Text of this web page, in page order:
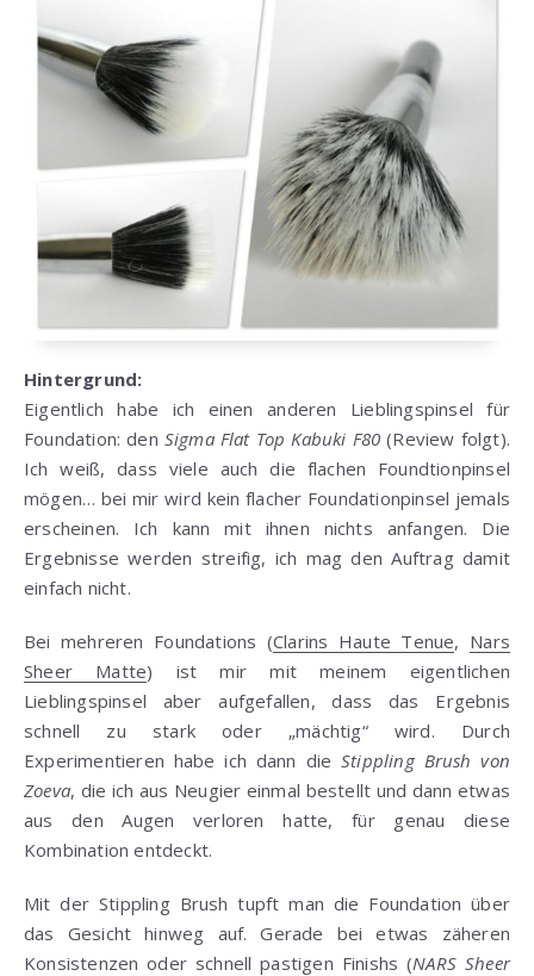
Hintergrund:
Eigentlich habe ich einen anderen Lieblingspinsel für
Foundation: den Sigma Flat Top Kabuki F80(Review folgt).
Ich weiß, dass viele auch die flachen Foundtionpinsel
mögen… bei mir wird kein flacher Foundationpinsel jemals
erscheinen. Ich kann mit ihnen nichts anfangen. Die
Ergebnisse werden streifig, ich mag den Auftrag damit
einfach nicht.
Bei mehreren Foundations (Clarins Haute Tenue, Nars
Sheer Matte) ist mir mit meinem eigentlichen
Lieblingspinsel aber aufgefallen, dass das Ergebnis
schnell zu stark oder „mächtig“ wird. Durch
Experimentieren habe ich dann die Stippling Brush von
Zoeva, die ich aus Neugier einmal bestellt und dann etwas
aus den Augen verloren hatte, für genau diese
Kombination entdeckt.
Mit der Stippling Brush tupft man die Foundation über
das Gesicht hinweg auf. Gerade bei etwas zäheren
Konsistenzen oder schnell pastigen Finishs (NARS Sheer